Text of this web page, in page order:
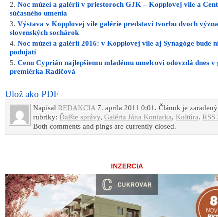
Noc múzeí a galérií v priestoroch GJK – Kopplovej vile a
súčasného umenia
Výstava v Kopplovej vile galérie predstaví tvorbu dvoch
slovenských sochárok
Noc múzeí a galérií 2016: v Kopplovej vile aj Synagóge bude
podujatí
Cenu Cyprián najlepšiemu mladému umelcovi odovzdá dnes v
premiérka Radičová
Ulož ako PDF
Napísal REDAKCIA7. apríla 2011 0:01. Článok je
rubriky: Ďalšie správy, Galéria Jána Koniarka, Kultúra. RSS
Both comments and pings are currently closed.
INZERCIA